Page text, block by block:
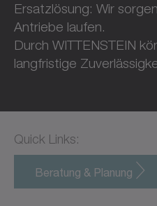
Ersatzlösung: Wir
Antriebe laufen.
Durch WITTENSTEIN
langfristige
Quick Links:
Beratung & Planung